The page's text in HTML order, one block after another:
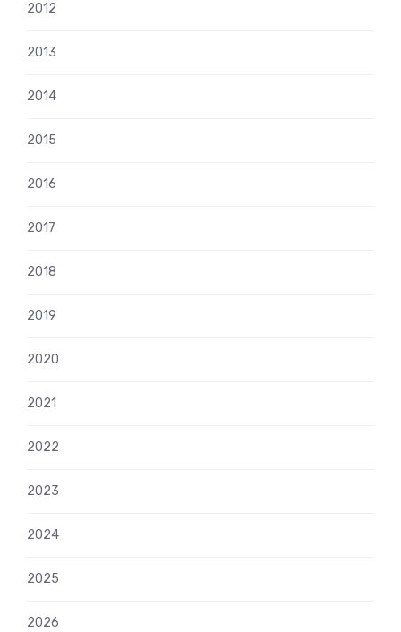
2012
2013
2014
2015
2016
2017
2018
2019
2020
2021
2022
2023
2024
2025
2026